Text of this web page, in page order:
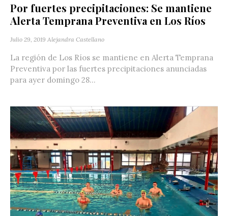
Por fuertes precipitaciones: Se mantiene
Alerta Temprana Preventiva en Los Ríos
Julio 29, 2019 Alejandra Castellano
La región de Los Ríos se mantiene en Alerta Temprana
Preventiva por las fuertes precipitaciones anunciadas
para ayer domingo 28...